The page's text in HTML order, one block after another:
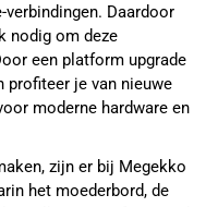
verbindingen. Daardoor
nodig om deze
een platform upgrade
profiteer je van nieuwe
moderne hardware en
zijn er bij Megekko
het moederbord, de